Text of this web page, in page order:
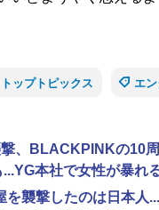
トップトピックス エ
、BLACKPINKの10
本社で女性が暴れ
を襲撃したのは日本人